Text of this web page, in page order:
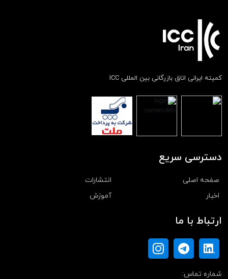
کمیته ایرانی اتاق بازرگانی بین المللی ICC
دسترسی سریع
صفحه اصلی
انتشارات
اخبار
آموزش
ارتباط با ما
شماره تماس: